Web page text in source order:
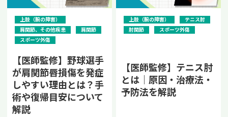
上肢（腕の障害）
肩関節、その他疾患
肩関節
スポーツ外傷
【医師監修】野球選手
が肩関節唇損傷を発症
しやすい理由とは？手
術や復帰目安について
解説
上肢（腕の障害）
テニス肘
肘関節
スポーツ外傷
【医師監修】テニス肘
とは｜原因・治療法・
予防法を解説